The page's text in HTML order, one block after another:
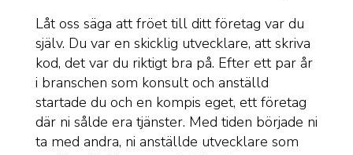
Låt oss säga att fröet till ditt företag var du
själv. Du var en skicklig utvecklare, att skriva
kod, det var du riktigt bra på. Efter ett par år
i branschen som konsult och anställd
startade du och en kompis eget, ett företag
där ni sålde era tjänster. Med tiden började ni
ta med andra, ni anställde utvecklare som